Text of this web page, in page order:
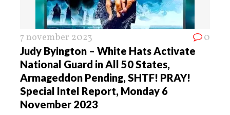
7 november 2023 0
Judy Byington – White Hats Activate
National Guard in All 50 States,
Armageddon Pending, SHTF! PRAY!
Special Intel Report, Monday 6
November 2023